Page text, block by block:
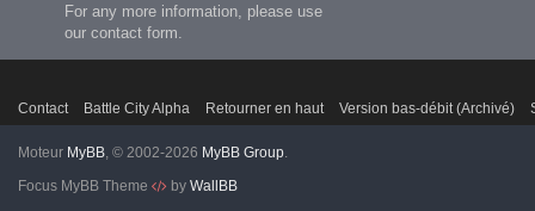
For any more information, please use
our contact form.
Contact Battle City Alpha Retourner en haut Version bas-débit (Archivé)
Moteur MyBB, © 2002-2026 MyBB Group.
Focus MyBB Theme
by WallBB